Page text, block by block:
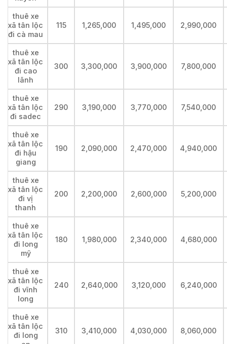
thuê xe
xã tân lộc
đi cà mau
115 1,265,000 1,495,000 2,990,000
thuê xe
xã tân lộc
đi cao
lãnh
300 3,300,000 3,900,000 7,800,000
thuê xe
xã tân lộc
đi sadec
290 3,190,000 3,770,000 7,540,000
thuê xe
xã tân lộc
đi hậu
giang
190 2,090,000 2,470,000 4,940,000
thuê xe
xã tân lộc
đi vị
thanh
200 2,200,000 2,600,000 5,200,000
thuê xe
xã tân lộc
đi long
mỹ
180 1,980,000 2,340,000 4,680,000
thuê xe
xã tân lộc
đi vĩnh
long
240 2,640,000 3,120,000 6,240,000
thuê xe
xã tân lộc
đi long
310 3,410,000 4,030,000 8,060,000